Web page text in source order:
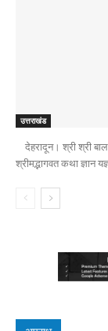
उत्तराखंड
देहरादून। श्री श्री
श्रीमद्भागवत कथा ज्ञान